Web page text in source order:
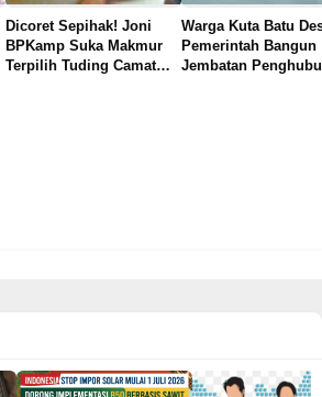
Dicoret Sepihak! Joni
BPKamp Suka Makmur
Terpilih Tuding Camat
Warga Kuta Batu
Pemerintah Bangun
Jembatan